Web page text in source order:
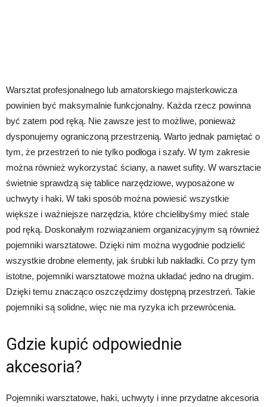
Warsztat profesjonalnego lub amatorskiego majsterkowicza
powinien być maksymalnie funkcjonalny. Każda rzecz powinna
być zatem pod ręką. Nie zawsze jest to możliwe, ponieważ
dysponujemy ograniczoną przestrzenią. Warto jednak pamiętać o
tym, że przestrzeń to nie tylko podłoga i szafy. W tym zakresie
można również wykorzystać ściany, a nawet sufity. W warsztacie
świetnie sprawdzą się tablice narzędziowe, wyposażone w
uchwyty i haki. W taki sposób można powiesić wszystkie
większe i ważniejsze narzędzia, które chcielibyśmy mieć stale
pod ręką. Doskonałym rozwiązaniem organizacyjnym są również
pojemniki warsztatowe. Dzięki nim można wygodnie podzielić
wszystkie drobne elementy, jak śrubki lub nakładki. Co przy tym
istotne, pojemniki warsztatowe można układać jedno na drugim.
Dzięki temu znacząco oszczędzimy dostępną przestrzeń. Takie
pojemniki są solidne, więc nie ma ryzyka ich przewrócenia.
Gdzie kupić odpowiednie
akcesoria?
Pojemniki warsztatowe, haki, uchwyty i inne przydatne akcesoria